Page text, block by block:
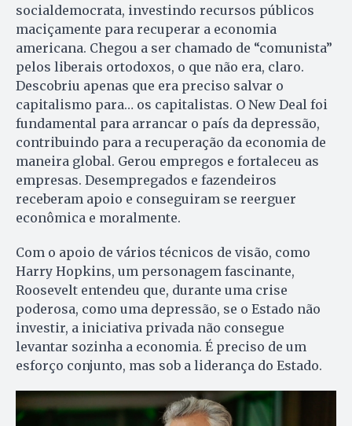
socialdemocrata, investindo recursos públicos
maciçamente para recuperar a economia
americana. Chegou a ser chamado de “comunista”
pelos liberais ortodoxos, o que não era, claro.
Descobriu apenas que era preciso salvar o
capitalismo para… os capitalistas. O New Deal foi
fundamental para arrancar o país da depressão,
contribuindo para a recuperação da economia de
maneira global. Gerou empregos e fortaleceu as
empresas. Desempregados e fazendeiros
receberam apoio e conseguiram se reerguer
econômica e moralmente.
Com o apoio de vários técnicos de visão, como
Harry Hopkins, um personagem fascinante,
Roosevelt entendeu que, durante uma crise
poderosa, como uma depressão, se o Estado não
investir, a iniciativa privada não consegue
levantar sozinha a economia. É preciso de um
esforço conjunto, mas sob a liderança do Estado.